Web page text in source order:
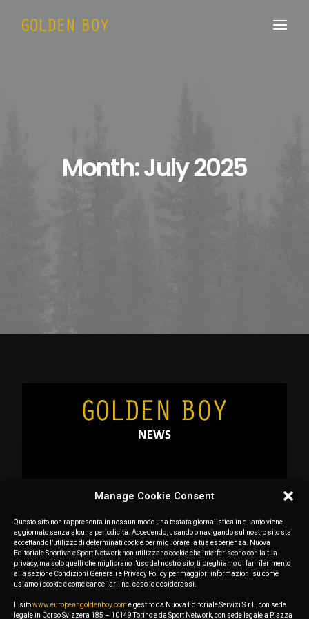
Manage Cookie Consent
Questo sito non rappresenta in nessun modo una testata giornalistica in quanto viene
aggiornato senza alcuna periodicità. Accedendo, usando o navigando sul nostro sito stai
accettando l’utilizzo di determinati cookie per migliorare la tua esperienza. Nuova
Editoriale Sportiva e Sport Network non utilizzano cookie che interferiscono con la tua
privacy, ma solo quelli che migliorano l’uso del nostro sito, ti preghiamo di far riferimento
alla sezione Condizioni Generali e Privacy Policy per maggiori informazioni su come
usiamo i cookie e come cancellarli nel caso lo desiderassi.
Il sitowww.europeangoldenboy.com è gestito da Nuova Editoriale Servizi S.r.l., con sede
legale in Corso Svizzera 185 – 10149 Torino e da Sport Network, con sede legale a Piazza
Month: July 2025